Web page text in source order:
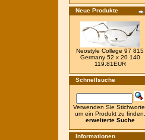
Neue Produkte
Neostyle College 97 815
Germany 52 x 20 140
119.81EUR
Schnellsuche
Verwenden Sie Stichworte,
um ein Produkt zu finden.
erweiterte Suche
Informationen